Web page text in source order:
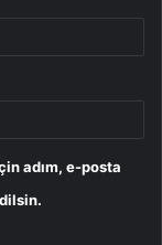
adım, e-posta